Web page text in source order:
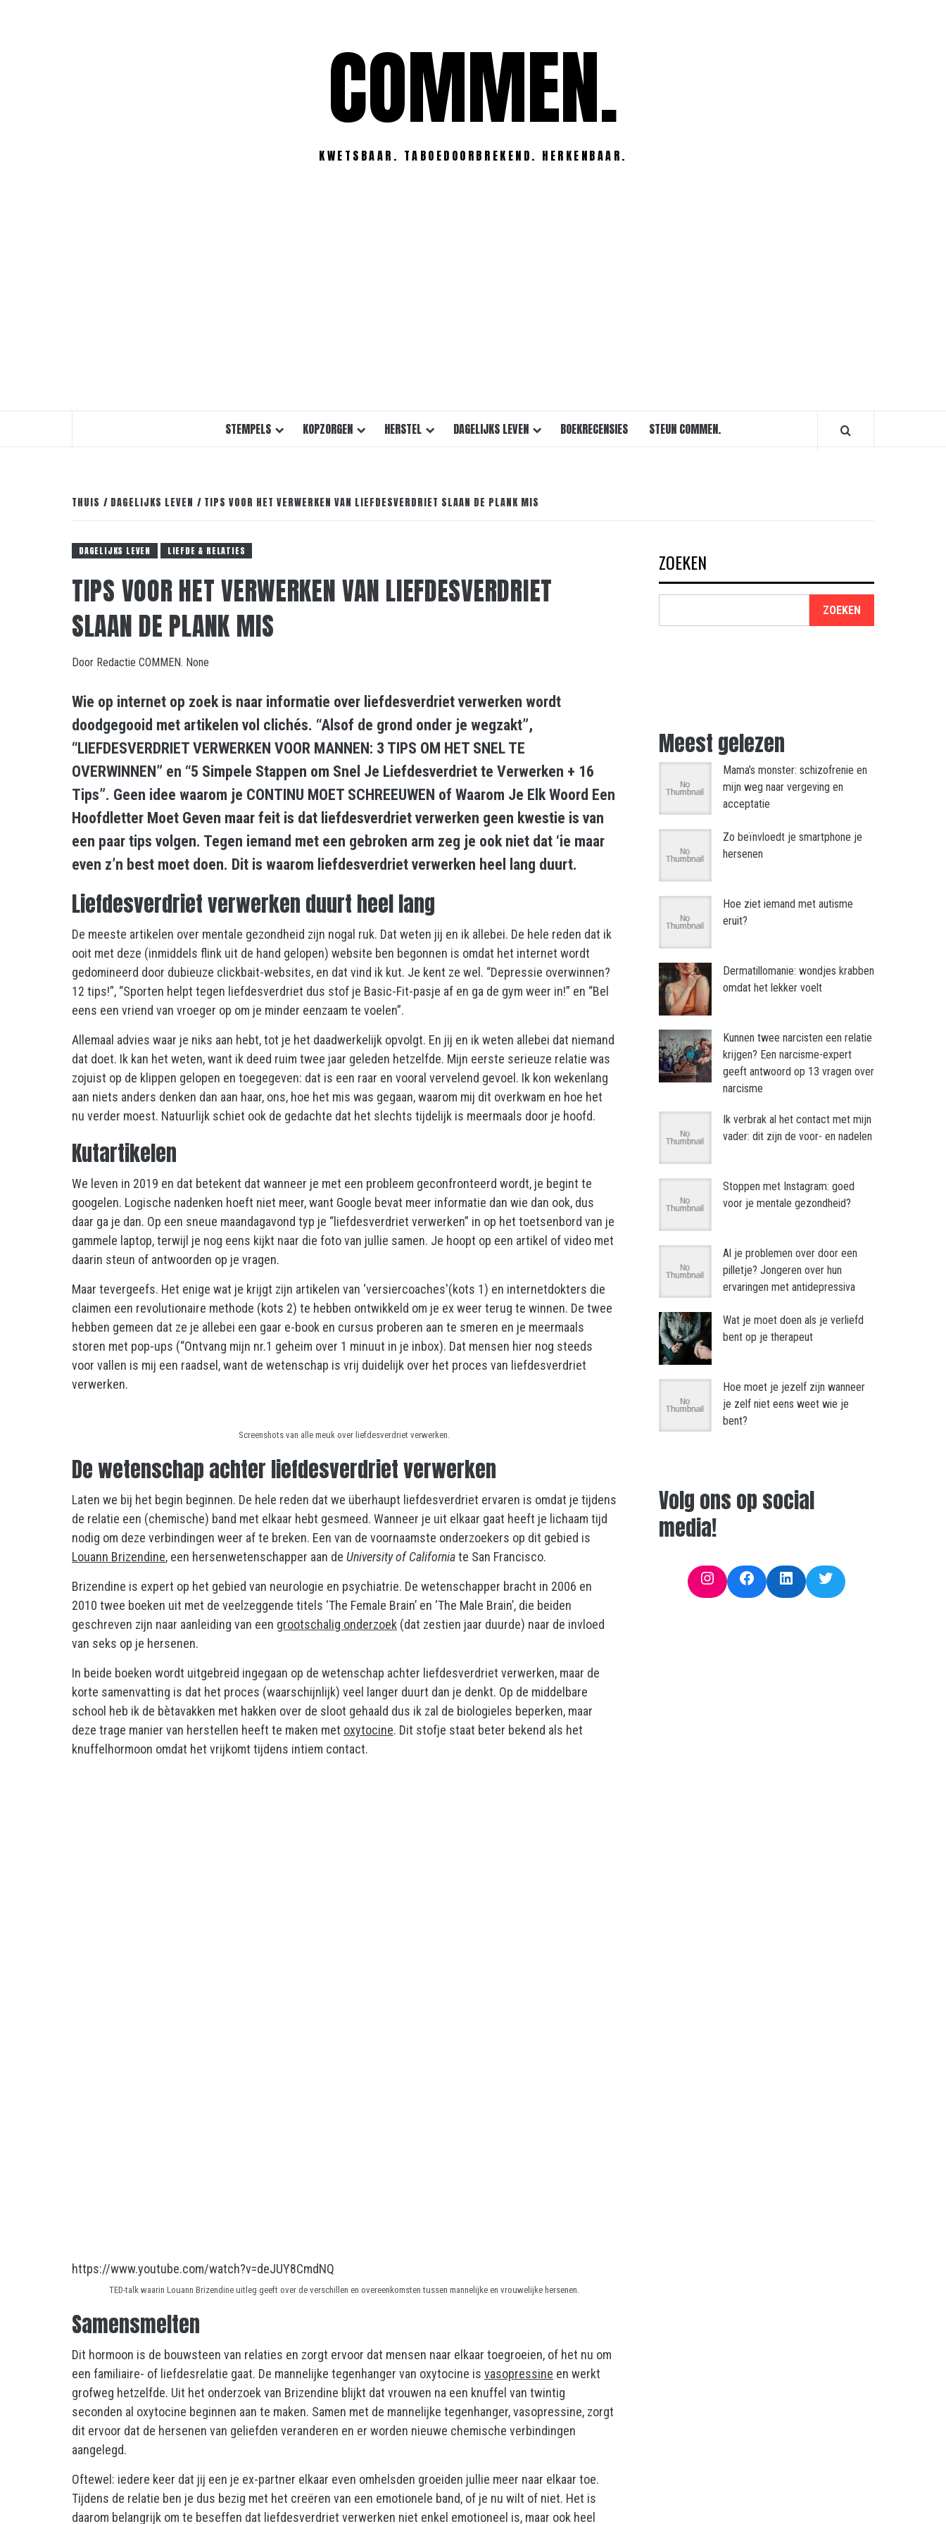
COMMEN.
KWETSBAAR. TABOEDOORBREKEND. HERKENBAAR.
STEMPELS KOPZORGEN HERSTEL DAGELIJKS LEVEN BOEKRECENSIES STEUN COMMEN.
THUIS DAGELIJKS LEVEN TIPS VOOR HET VERWERKEN VAN LIEFDESVERDRIET SLAAN DE PLANK MIS
DAGELIJKS LEVEN LIEFDE & RELATIES
TIPS VOOR HET VERWERKEN VAN LIEFDESVERDRIET
SLAAN DE PLANK MIS
Door Redactie COMMEN. None
Wie op internet op zoek is naar informatie over liefdesverdriet verwerken wordt
doodgegooid met artikelen vol clichés. “Alsof de grond onder je wegzakt”,
“LIEFDESVERDRIET VERWERKEN VOOR MANNEN: 3 TIPS OM HET SNEL TE
OVERWINNEN” en “5 Simpele Stappen om Snel Je Liefdesverdriet te Verwerken + 16
Tips”. Geen idee waarom je CONTINU MOET SCHREEUWEN of Waarom Je Elk Woord Een
Hoofdletter Moet Geven maar feit is dat liefdesverdriet verwerken geen kwestie is van
een paar tips volgen. Tegen iemand met een gebroken arm zeg je ook niet dat ‘ie maar
even z’n best moet doen. Dit is waarom liefdesverdriet verwerken heel lang duurt.
Liefdesverdriet verwerken duurt heel lang
De meeste artikelen over mentale gezondheid zijn nogal ruk. Dat weten jij en ik allebei. De hele reden dat ik
ooit met deze (inmiddels flink uit de hand gelopen) website ben begonnen is omdat het internet wordt
gedomineerd door dubieuze clickbait-websites, en dat vind ik kut. Je kent ze wel. “Depressie overwinnen?
12 tips!”, “Sporten helpt tegen liefdesverdriet dus stof je Basic-Fit-pasje af en ga de gym weer in!” en “Bel
eens een vriend van vroeger op om je minder eenzaam te voelen”.
Allemaal advies waar je niks aan hebt, tot je het daadwerkelijk opvolgt. En jij en ik weten allebei dat niemand
dat doet. Ik kan het weten, want ik deed ruim twee jaar geleden hetzelfde. Mijn eerste serieuze relatie was
zojuist op de klippen gelopen en toegegeven: dat is een raar en vooral vervelend gevoel. Ik kon wekenlang
aan niets anders denken dan aan haar, ons, hoe het mis was gegaan, waarom mij dit overkwam en hoe het
nu verder moest. Natuurlijk schiet ook de gedachte dat het slechts tijdelijk is meermaals door je hoofd.
Kutartikelen
We leven in 2019 en dat betekent dat wanneer je met een probleem geconfronteerd wordt, je begint te
googelen. Logische nadenken hoeft niet meer, want Google bevat meer informatie dan wie dan ook, dus
daar ga je dan. Op een sneue maandagavond typ je “liefdesverdriet verwerken” in op het toetsenbord van je
gammele laptop, terwijl je nog eens kijkt naar die foto van jullie samen. Je hoopt op een artikel of video met
daarin steun of antwoorden op je vragen.
Maar tevergeefs. Het enige wat je krijgt zijn artikelen van ‘versiercoaches'(kots 1) en internetdokters die
claimen een revolutionaire methode (kots 2) te hebben ontwikkeld om je ex weer terug te winnen. De twee
hebben gemeen dat ze je allebei een gaar e-book en cursus proberen aan te smeren en je meermaals
storen met pop-ups (“Ontvang mijn nr.1 geheim over 1 minuut in je inbox). Dat mensen hier nog steeds
voor vallen is mij een raadsel, want de wetenschap is vrij duidelijk over het proces van liefdesverdriet
verwerken.
Screenshots van alle meuk over liefdesverdriet verwerken.
De wetenschap achter liefdesverdriet verwerken
Laten we bij het begin beginnen. De hele reden dat we überhaupt liefdesverdriet ervaren is omdat je tijdens
de relatie een (chemische) band met elkaar hebt gesmeed. Wanneer je uit elkaar gaat heeft je lichaam tijd
nodig om deze verbindingen weer af te breken. Een van de voornaamste onderzoekers op dit gebied is
Louann Brizendine, een hersenwetenschapper aan de University of Californiate San Francisco.
Brizendine is expert op het gebied van neurologie en psychiatrie. De wetenschapper bracht in 2006 en
2010 twee boeken uit met de veelzeggende titels ‘The Female Brain’ en ‘The Male Brain’, die beiden
geschreven zijn naar aanleiding van een grootschalig onderzoek (dat zestien jaar duurde) naar de invloed
van seks op je hersenen.
In beide boeken wordt uitgebreid ingegaan op de wetenschap achter liefdesverdriet verwerken, maar de
korte samenvatting is dat het proces (waarschijnlijk) veel langer duurt dan je denkt. Op de middelbare
school heb ik de bètavakken met hakken over de sloot gehaald dus ik zal de biologieles beperken, maar
deze trage manier van herstellen heeft te maken met oxytocine. Dit stofje staat beter bekend als het
knuffelhormoon omdat het vrijkomt tijdens intiem contact.
https://www.youtube.com/watch?v=deJUY8CmdNQ
TED-talk waarin Louann Brizendine uitleg geeft over de verschillen en overeenkomsten tussen mannelijke en vrouwelijke hersenen.
Samensmelten
Dit hormoon is de bouwsteen van relaties en zorgt ervoor dat mensen naar elkaar toegroeien, of het nu om
een familiaire- of liefdesrelatie gaat. De mannelijke tegenhanger van oxytocine is vasopressine en werkt
grofweg hetzelfde. Uit het onderzoek van Brizendine blijkt dat vrouwen na een knuffel van twintig
seconden al oxytocine beginnen aan te maken. Samen met de mannelijke tegenhanger, vasopressine, zorgt
dit ervoor dat de hersenen van geliefden veranderen en er worden nieuwe chemische verbindingen
aangelegd.
Oftewel: iedere keer dat jij een je ex-partner elkaar even omhelsden groeiden jullie meer naar elkaar toe.
Tijdens de relatie ben je dus bezig met het creëren van een emotionele band, of je nu wilt of niet. Het is
daarom belangrijk om te beseffen dat liefdesverdriet verwerken niet enkel emotioneel is, maar ook heel
ZOEKEN
ZOEKEN
Meest gelezen
Mama’s monster: schizofrenie en
mijn weg naar vergeving en
acceptatie
Zo beïnvloedt je smartphone je
hersenen
Hoe ziet iemand met autisme
eruit?
Dermatillomanie: wondjes krabben
omdat het lekker voelt
Kunnen twee narcisten een relatie
krijgen? Een narcisme-expert
geeft antwoord op 13 vragen over
narcisme
Ik verbrak al het contact met mijn
vader: dit zijn de voor- en nadelen
Stoppen met Instagram: goed
voor je mentale gezondheid?
Al je problemen over door een
pilletje? Jongeren over hun
ervaringen met antidepressiva
Wat je moet doen als je verliefd
bent op je therapeut
Hoe moet je jezelf zijn wanneer
je zelf niet eens weet wie je
bent?
Volg ons op social
media!
InstagramFacebookLinkedInTwitter